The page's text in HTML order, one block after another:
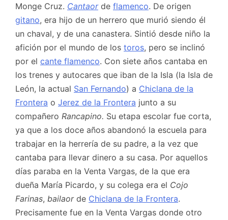
Monge Cruz. Cantaorde flamenco. De origen
gitano, era hijo de un herrero que murió siendo él
un chaval, y de una canastera. Sintió desde niño la
afición por el mundo de los toros, pero se inclinó
por el cante flamenco. Con siete años cantaba en
los trenes y autocares que iban de la Isla (la Isla de
León, la actual San Fernando) a Chiclana de la
Frontera o Jerez de la Frontera junto a su
compañero Rancapino. Su etapa escolar fue corta,
ya que a los doce años abandonó la escuela para
trabajar en la herrería de su padre, a la vez que
cantaba para llevar dinero a su casa. Por aquellos
días paraba en la Venta Vargas, de la que era
dueña María Picardo, y su colega era el Cojo
Farinas, bailaorde Chiclana de la Frontera.
Precisamente fue en la Venta Vargas donde otro